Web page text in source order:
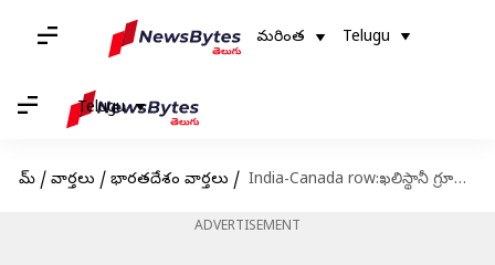
మరింత Telugu
Telugu
హోమ్ / వార్తలు / భారతదేశం వార్తలు / India-Canada row:ఖలిస్థానీ గ్రూపులను రహస్యంగా కలుస్తున్న పాక్ గూఢచారి ఏజెంట్లు
ADVERTISEMENT